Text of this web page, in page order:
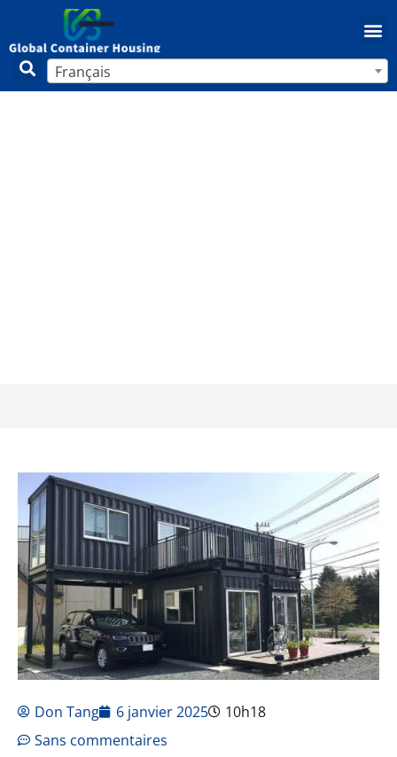
Français
Don Tang 6 janvier 2025
10h18
Sans commentaires